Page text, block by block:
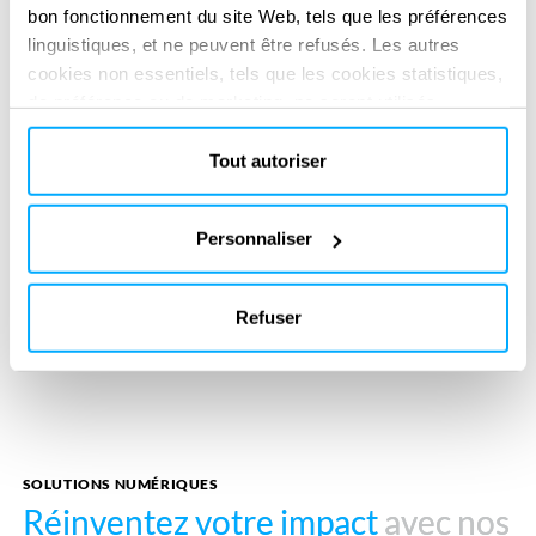
bon fonctionnement du site Web, tels que les préférences
linguistiques, et ne peuvent être refusés. Les autres
cookies non essentiels, tels que les cookies statistiques,
qu'après avoir cliqué sur « Accepter tout ». Pour plus
d'informations, veuillez consulter notre politique en
matière de cookies dans la section « À propos » et au
Tout autoriser
Personnaliser
Refuser
Technical & regulatory consultancy
Owner's or Lender's Engineer
SOLUTIONS NUMÉRIQUES
Réinventez votre impactavec nos
Réinventez votre impactavec nos